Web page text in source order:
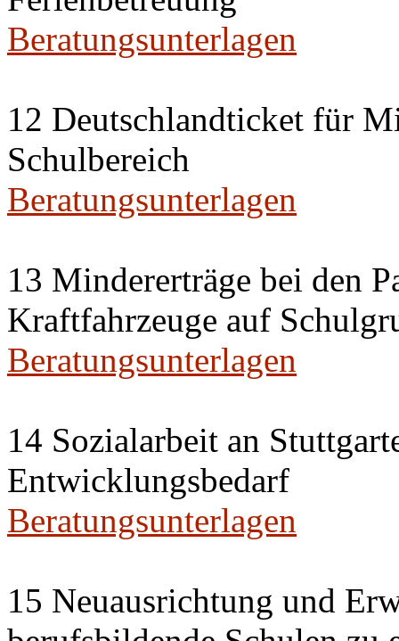
Beratungsunterlagen
12 Deutschlandticket für
Schulbereich
Beratungsunterlagen
13 Mindererträge bei den
Kraftfahrzeuge auf
Beratungsunterlagen
14 Sozialarbeit an
Entwicklungsbedarf
Beratungsunterlagen
15 Neuausrichtung und